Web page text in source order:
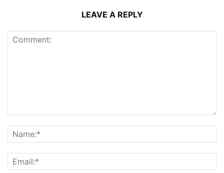
LEAVE A REPLY